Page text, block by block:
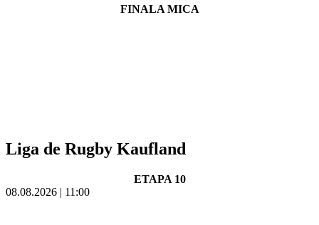
FINALA MICA
Liga de Rugby Kaufland
ETAPA 10
08.08.2026 | 11:00